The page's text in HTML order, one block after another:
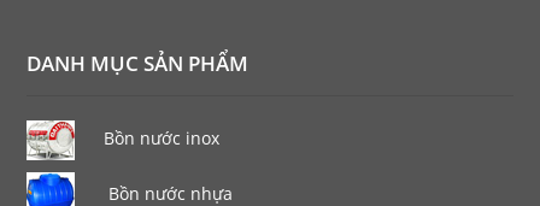
DANH MỤC SẢN PHẨM
Bồn nước inox
Bồn nước nhựa